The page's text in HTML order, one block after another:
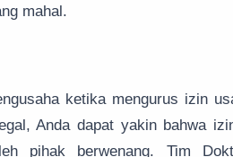
mahal.
ketika mengurus izin
Anda dapat yakin bahwa
pihak berwenang. Tim